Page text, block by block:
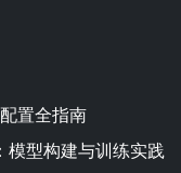
置全指南
模型构建与训练实践